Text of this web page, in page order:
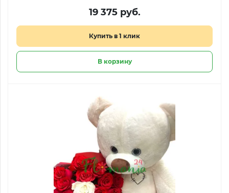
19 375 руб.
Купить в 1 клик
В корзину